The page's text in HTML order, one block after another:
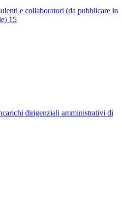
e collaboratori (da pubblicare in
15
dirigenziali amministrativi di